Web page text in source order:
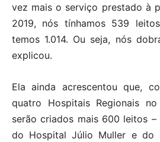
vez mais o serviço prestado à
2019, nós tínhamos 539
temos 1.014. Ou seja, nós
explicou.
Ela ainda acrescentou que,
quatro Hospitais Regionais
serão criados mais 600 leitos
do Hospital Júlio Muller e do